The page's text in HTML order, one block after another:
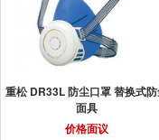
重松 DR33L 防尘口罩 替换式
面具
价格面议